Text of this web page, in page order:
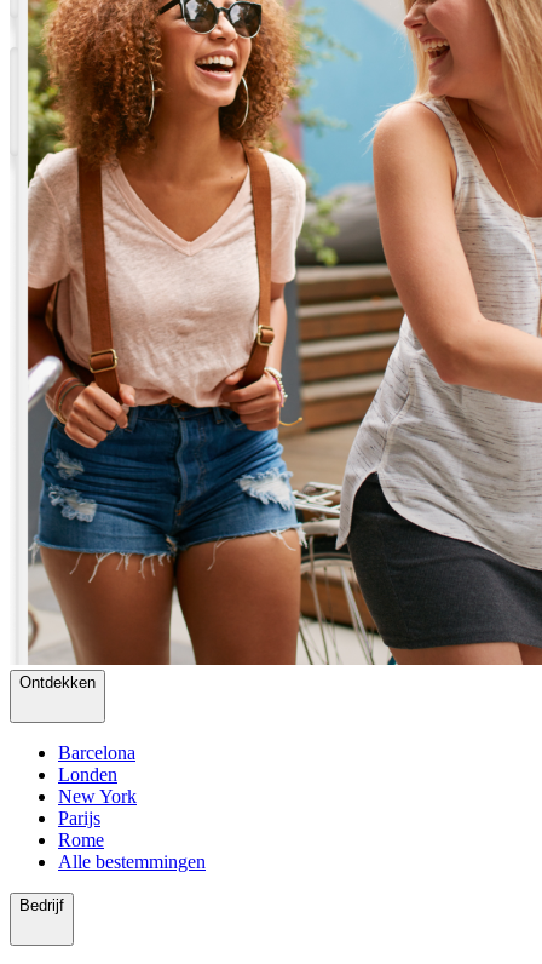
Ontdekken
Barcelona
Londen
New York
Parijs
Rome
Alle bestemmingen
Bedrijf